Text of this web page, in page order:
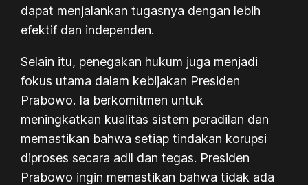
dapat menjalankan tugasnya dengan lebih
efektif dan independen.
Selain itu, penegakan hukum juga menjadi
fokus utama dalam kebijakan Presiden
Prabowo. Ia berkomitmen untuk
meningkatkan kualitas sistem peradilan dan
memastikan bahwa setiap tindakan korupsi
diproses secara adil dan tegas. Presiden
Prabowo ingin memastikan bahwa tidak ada